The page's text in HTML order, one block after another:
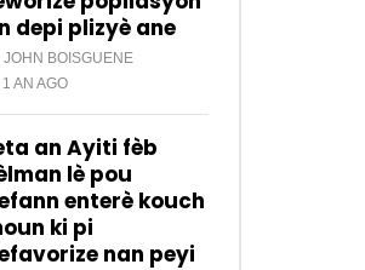
depi plizyè ane
JOHN BOISGUENE
1 AN AGO
an Ayiti fèb
lè pou
enterè kouch
ki pi
nan peyi